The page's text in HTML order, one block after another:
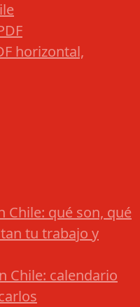
horizontal,
Chile: qué son, qué
tu trabajo y
Chile: calendario